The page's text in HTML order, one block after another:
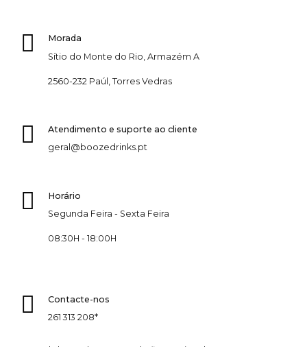
Morada
Sítio do Monte do Rio, Armazém A
2560-232 Paúl, Torres Vedras
Atendimento e suporte ao cliente
geral@boozedrinks.pt
Horário
Segunda Feira - Sexta Feira
08:30H - 18:00H
Contacte-nos
261 313 208*